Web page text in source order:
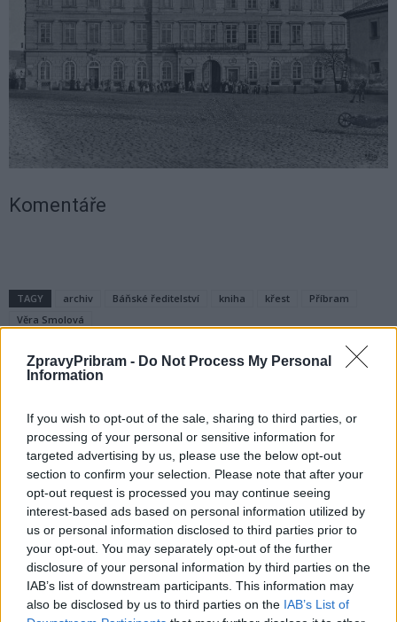
ZpravyPribram - Do Not Process My Personal
Information
If you wish to opt-out of the sale, sharing to third parties, or
processing of your personal or sensitive information for
targeted advertising by us, please use the below opt-out
section to confirm your selection. Please note that after your
opt-out request is processed you may continue seeing
interest-based ads based on personal information utilized by
us or personal information disclosed to third parties prior to
your opt-out. You may separately opt-out of the further
disclosure of your personal information by third parties on the
IAB’s list of downstream participants. This information may
also be disclosed by us to third parties on the IAB’s List of
Komentáře
TAGY archiv Báňské ředitelství kniha křest
Příbram
Věra Smolová
Předchozí článek
Přednáška Josefa Velfla ke
vzniku státu zazní v Praze,
v Příbrami bohužel ne
Následující článek
Alka má nové vybavení